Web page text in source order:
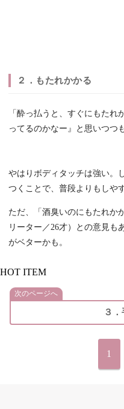
２．もたれかかる
「酔っ払うと、すぐにもた
ってるのかなー』と思いつつ
やはりボディタッチは強い。
つくことで、普段よりもしや
ただ、「酒臭いのにもたれ
リーター／26才）との意見も
がベターかも。
HOT ITEM
次のページへ
３
1